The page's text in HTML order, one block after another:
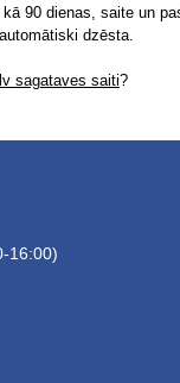
90 dienas, saite un
dzēsta.
sagataves saiti?
16:00)